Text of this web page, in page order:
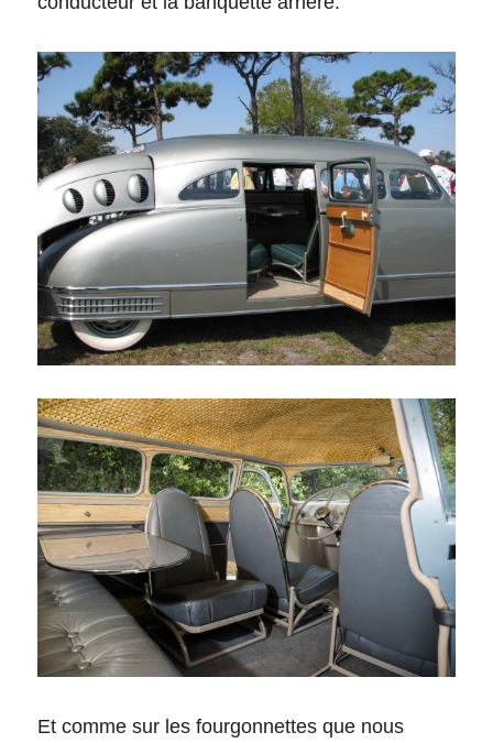
Et comme sur les fourgonnettes que nous